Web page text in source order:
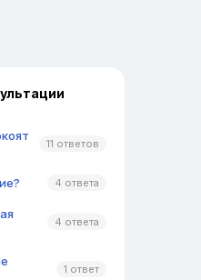
11 ответов
4 ответа
4 ответа
1 ответ